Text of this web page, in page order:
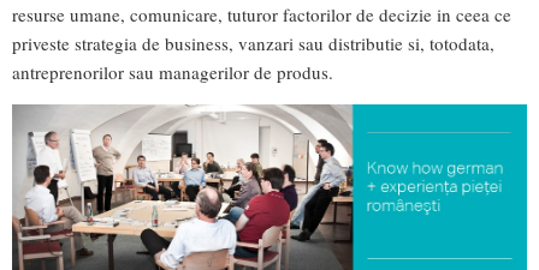
resurse umane, comunicare, tuturor factorilor de decizie in ceea ce
priveste strategia de business, vanzari sau distributie si, totodata,
antreprenorilor sau managerilor de produs.